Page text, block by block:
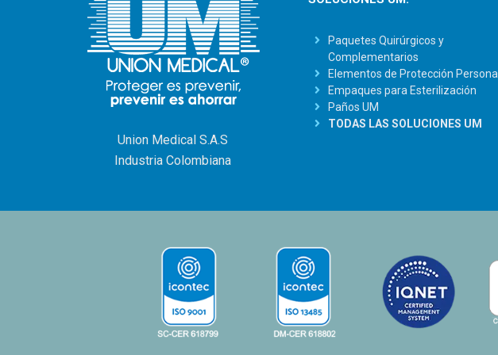
Union Medical S.A.S
Industria Colombiana
Paquetes Quirúrgicos y
Complementarios
Elementos de Protección Personal
Empaques para Esterilización
Paños UM
TODAS LAS SOLUCIONES UM